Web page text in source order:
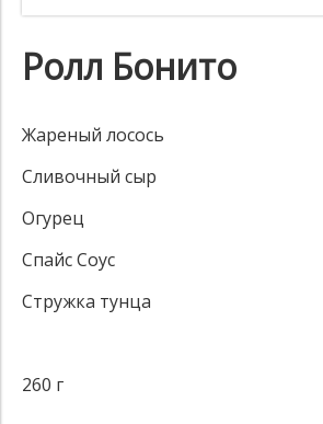
Ролл Бонито
Жареный лосось
Сливочный сыр
Огурец
Спайс Соус
Стружка тунца
260 г